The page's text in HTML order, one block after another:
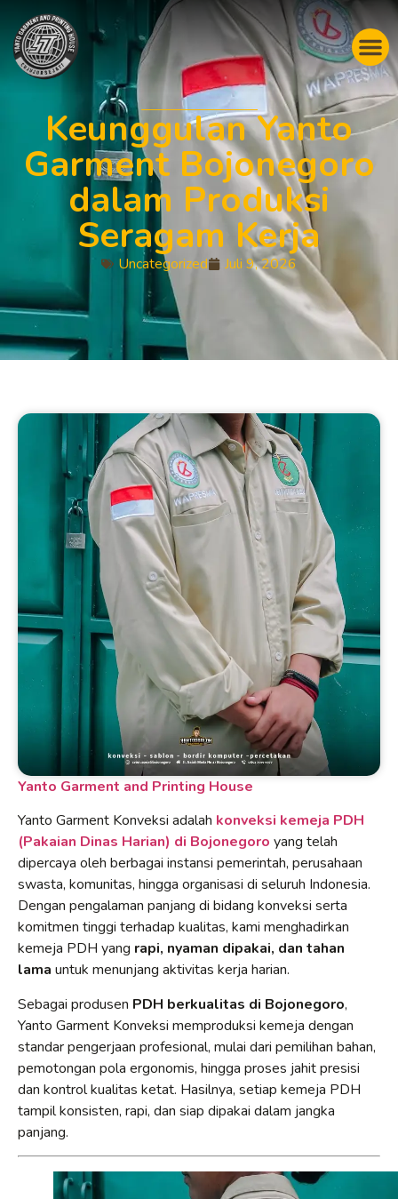
Keunggulan Yanto
Garment Bojonegoro
dalam Produksi
Seragam Kerja
Uncategorized Juli 9, 2026
Yanto Garment and Printing House
Yanto Garment Konveksi adalah konveksi kemeja PDH
(Pakaian Dinas Harian) di Bojonegoro yang telah
dipercaya oleh berbagai instansi pemerintah, perusahaan
swasta, komunitas, hingga organisasi di seluruh Indonesia.
Dengan pengalaman panjang di bidang konveksi serta
komitmen tinggi terhadap kualitas, kami menghadirkan
kemeja PDH yang rapi, nyaman dipakai, dan tahan
lama untuk menunjang aktivitas kerja harian.
Sebagai produsen PDH berkualitas di Bojonegoro,
Yanto Garment Konveksi memproduksi kemeja dengan
standar pengerjaan profesional, mulai dari pemilihan bahan,
pemotongan pola ergonomis, hingga proses jahit presisi
dan kontrol kualitas ketat. Hasilnya, setiap kemeja PDH
tampil konsisten, rapi, dan siap dipakai dalam jangka
panjang.